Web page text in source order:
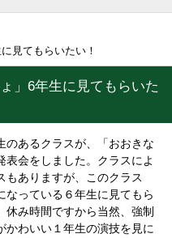
見てもらいたい！
」6年生に見てもらいた
あるクラスが、「おおきな
会をしました。クラスによ
もありますが、このクラス
なっている６年生に見てもら
休み時間ですから当然、強制
かわいい１年生の演技を見に